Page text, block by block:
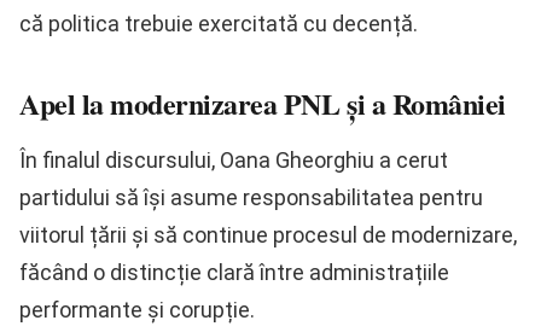
că politica trebuie exercitată cu decență.
Apel la modernizarea PNL și a României
În finalul discursului, Oana Gheorghiu a cerut
partidului să își asume responsabilitatea pentru
viitorul țării și să continue procesul de modernizare,
făcând o distincție clară între administrațiile
performante și corupție.